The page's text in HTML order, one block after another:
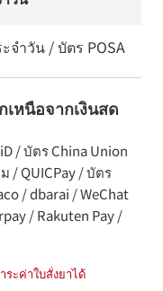
จำวัน / บัตร POSA
หนือจากเงินสด
/ บัตร China Union
/ QUICPay / บัตร
/ dbarai / WeChat
/ Rakuten Pay /
ะค่าใบสั่งยาได้